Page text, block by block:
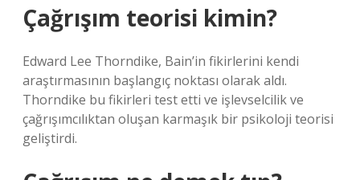
Çağrışım teorisi kimin?
Edward Lee Thorndike, Bain’in fikirlerini kendi
araştırmasının başlangıç ​​noktası olarak aldı.
Thorndike bu fikirleri test etti ve işlevselcilik ve
çağrışımcılıktan oluşan karmaşık bir psikoloji teorisi
geliştirdi.